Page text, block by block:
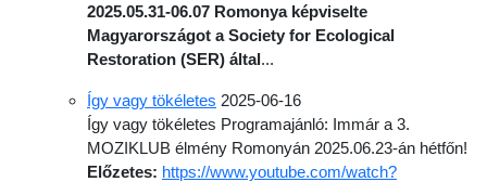
2025.05.31-06.07 Romonya képviselte
Magyarországot a Society for Ecological
Restoration (SER) által...
Így vagy tökéletes 2025-06-16
Így vagy tökéletes Programajánló: Immár a 3.
MOZIKLUB élmény Romonyán 2025.06.23-án hétfőn!
Előzetes: https://www.youtube.com/watch?